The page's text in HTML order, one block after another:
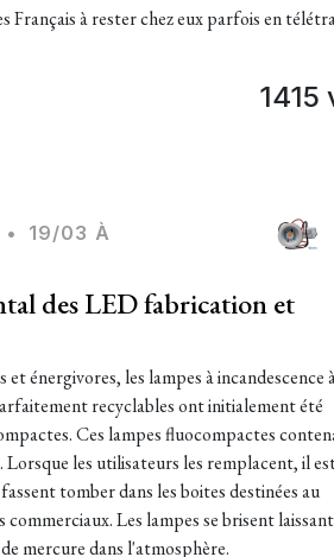
Français à rester chez eux parfois en
1415
•
19/03 À
des LED fabrication et
et énergivores, les lampes à incandescence
recyclables ont initialement été
Ces lampes fluocompactes
Lorsque les utilisateurs les remplacent, il
tomber dans les boites destinées au
commerciaux. Les lampes se brisent laissant
mercure dans l'atmosphère.